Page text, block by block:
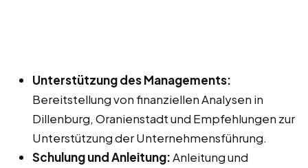
Unterstützung des Managements:
Bereitstellung von finanziellen Analysen in
Dillenburg, Oranienstadt und Empfehlungen zur
Unterstützung der Unternehmensführung.
Schulung und Anleitung:Anleitung und